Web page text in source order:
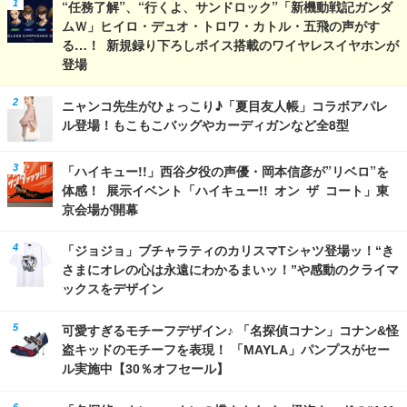
“任務了解”、“行くよ、サンドロック”「新機動戦記ガンダ
ムＷ」ヒイロ・デュオ・トロワ・カトル・五飛の声がす
る…！ 新規録り下ろしボイス搭載のワイヤレスイヤホンが
登場
ニャンコ先生がひょっこり♪「夏目友人帳」コラボアパレ
ル登場！もこもこバッグやカーディガンなど全8型
「ハイキュー!!」西谷夕役の声優・岡本信彦が”リベロ”を
体感！ 展示イベント「ハイキュー!! オン ザ コート」東
京会場が開幕
「ジョジョ」ブチャラティのカリスマTシャツ登場ッ！“き
さまにオレの心は永遠にわかるまいッ！”や感動のクライマ
ックスをデザイン
可愛すぎるモチーフデザイン♪ 「名探偵コナン」コナン&怪
盗キッドのモチーフを表現！ 「MAYLA」パンプスがセー
ル実施中【30％オフセール】